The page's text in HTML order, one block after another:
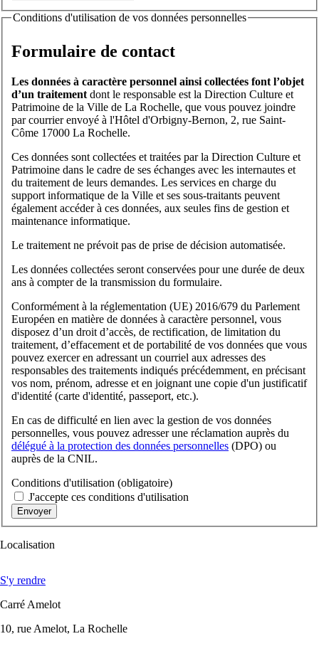
Conditions d'utilisation de vos données personnelles
Formulaire de contact
Les données à caractère personnel ainsi collectées font l’objet
d’un traitement dont le responsable est la Direction Culture et
Patrimoine de la Ville de La Rochelle, que vous pouvez joindre
par courrier envoyé à l'Hôtel d'Orbigny-Bernon, 2, rue Saint-
Côme 17000 La Rochelle.
Ces données sont collectées et traitées par la Direction Culture et
Patrimoine dans le cadre de ses échanges avec les internautes et
du traitement de leurs demandes. Les services en charge du
support informatique de la Ville et ses sous-traitants peuvent
également accéder à ces données, aux seules fins de gestion et
maintenance informatique.
Le traitement ne prévoit pas de prise de décision automatisée.
Les données collectées seront conservées pour une durée de deux
ans à compter de la transmission du formulaire.
Conformément à la réglementation (UE) 2016/679 du Parlement
Européen en matière de données à caractère personnel, vous
disposez d’un droit d’accès, de rectification, de limitation du
traitement, d’effacement et de portabilité de vos données que vous
pouvez exercer en adressant un courriel aux adresses des
responsables des traitements indiqués précédemment, en précisant
vos nom, prénom, adresse et en joignant une copie d'un justificatif
d'identité (carte d'identité, passeport, etc.).
En cas de difficulté en lien avec la gestion de vos données
personnelles, vous pouvez adresser une réclamation auprès du
délégué à la protection des données personnelles (DPO) ou
auprès de la CNIL.
Conditions d'utilisation (obligatoire)
J'accepte ces conditions d'utilisation
Localisation
S'y rendre
Carré Amelot
10, rue Amelot, La Rochelle